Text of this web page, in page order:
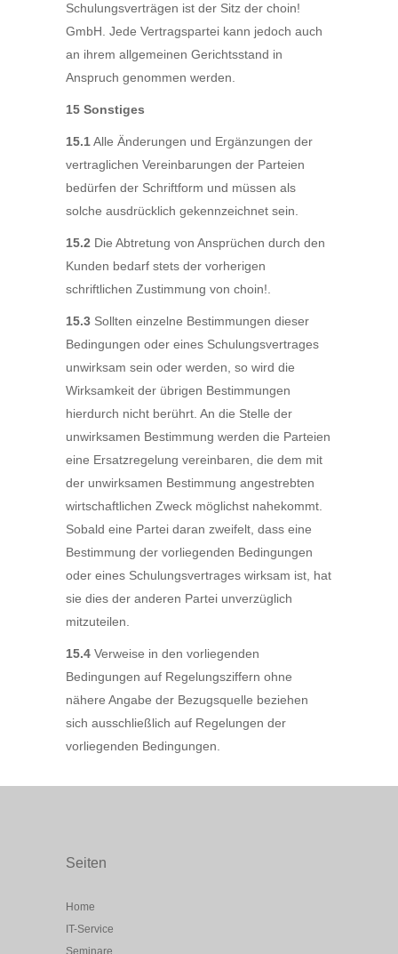
Schulungsverträgen ist der Sitz der choin!
GmbH. Jede Vertragspartei kann jedoch auch
an ihrem allgemeinen Gerichtsstand in
Anspruch genommen werden.
15 Sonstiges
15.1Alle Änderungen und Ergänzungen der
vertraglichen Vereinbarungen der Parteien
bedürfen der Schriftform und müssen als
solche ausdrücklich gekennzeichnet sein.
15.2 Die Abtretung von Ansprüchen durch den
Kunden bedarf stets der vorherigen
schriftlichen Zustimmung von choin!.
15.3 Sollten einzelne Bestimmungen dieser
Bedingungen oder eines Schulungsvertrages
unwirksam sein oder werden, so wird die
Wirksamkeit der übrigen Bestimmungen
hierdurch nicht berührt. An die Stelle der
unwirksamen Bestimmung werden die Parteien
eine Ersatzregelung vereinbaren, die dem mit
der unwirksamen Bestimmung angestrebten
wirtschaftlichen Zweck möglichst nahekommt.
Sobald eine Partei daran zweifelt, dass eine
Bestimmung der vorliegenden Bedingungen
oder eines Schulungsvertrages wirksam ist, hat
sie dies der anderen Partei unverzüglich
mitzuteilen.
15.4 Verweise in den vorliegenden
Bedingungen auf Regelungsziffern ohne
nähere Angabe der Bezugsquelle beziehen
sich ausschließlich auf Regelungen der
vorliegenden Bedingungen.
Seiten
Home
IT-Service
Seminare